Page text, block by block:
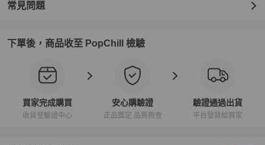
常見問題
下單後，商品收至 PopChill 檢驗
買家完成購買
收貨至驗證中心
安心購驗證
正品鑑定 品質檢查
驗證通過出貨
平台發貨給買家